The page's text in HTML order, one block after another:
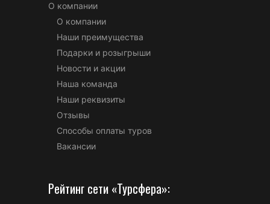
О компании
О компании
Наши преимущества
Подарки и розыгрыши
Новости и акции
Наша команда
Наши реквизиты
Отзывы
Способы оплаты туров
Вакансии
Рейтинг сети «Турсфера»: